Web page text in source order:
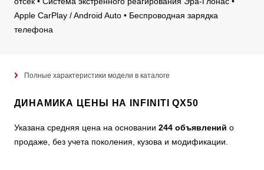
Apple CarPlay / Android Auto • Беспроводная зарядка
телефона
Полные характеристики модели в каталоге
ДИНАМИКА ЦЕНЫ НА INFINITI QX50
Указана средняя цена на основании 244 объявлений о
продаже, без учета поколения, кузова и модификации.